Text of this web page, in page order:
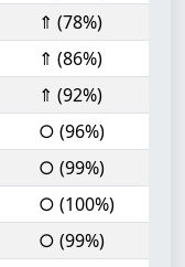
⇑ (78%)
⇑ (86%)
⇑ (92%)
○ (96%)
○ (99%)
○ (100%)
○ (99%)